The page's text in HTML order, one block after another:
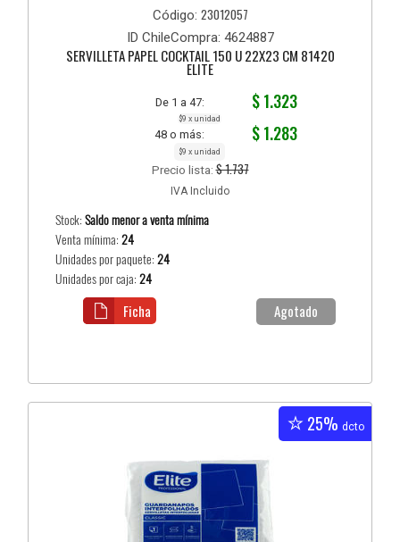
Código: 23012057
ID ChileCompra: 4624887
SERVILLETA PAPEL COCKTAIL 150 U 22X23 CM 81420
ELITE
De 1 a 47: $ 1.323
$9 x unidad
48 o más: $ 1.283
$9 x unidad
Precio lista:$ 1.737
IVA Incluido
Stock:Saldo menor a venta mínima
Venta mínima:24
Unidades por paquete:24
Unidades por caja:24
Agotado
Ficha
25% dcto